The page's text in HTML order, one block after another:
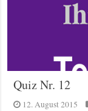
Quiz Nr. 12
12. August 2015